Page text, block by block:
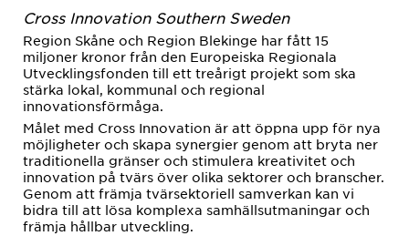
Cross Innovation Southern Sweden
Region Skåne och Region Blekinge har fått 15
miljoner kronor från den Europeiska Regionala
Utvecklingsfonden till ett treårigt projekt som ska
stärka lokal, kommunal och regional
innovationsförmåga.
Målet med Cross Innovation är att öppna upp för nya
möjligheter och skapa synergier genom att bryta ner
traditionella gränser och stimulera kreativitet och
innovation på tvärs över olika sektorer och branscher.
Genom att främja tvärsektoriell samverkan kan vi
bidra till att lösa komplexa samhällsutmaningar och
främja hållbar utveckling.